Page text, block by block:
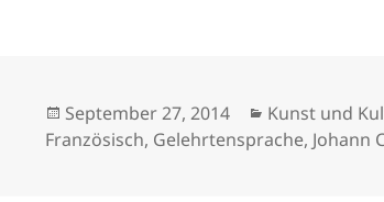
Veröffentlicht
am
September 27, 2014 Kategorien
Kunst und
Französisch, Gelehrtensprache, Johann